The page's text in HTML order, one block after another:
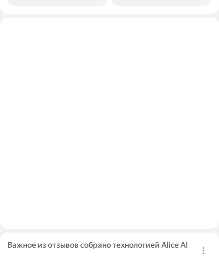
Важное из отзывов собрано технологией Alice AI